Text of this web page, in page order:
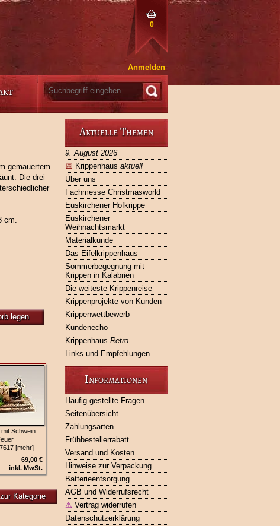
0
Anmelden
Aktuelle Themen
9. August 2026
📅 Krippenhaus aktuell
Über uns
Fachmesse Christmasworld
Euskirchener Hofkrippe
Euskirchener
Weihnachtsmarkt
Materialkunde
Das Eifelkrippenhaus
Sommerbegegnung mit
Krippen in Kalabrien
Die weiteste Krippenreise
Krippenprojekte von Kunden
Krippenwettbewerb
Kundenecho
Krippenhaus Retro
Links und Empfehlungen
Informationen
Häufig gestellte Fragen
Seitenübersicht
Zahlungsarten
Frühbestellerrabatt
Versand und Kosten
Hinweise zur Verpackung
Batterieentsorgung
AGB und Widerrufsrecht
⚠ Vertrag widerrufen
Datenschutzerklärung
gemauertem
Die drei
cm.
legen
mit Schwein
[mehr]
69,00 €
inkl. MwSt.
Kategorie